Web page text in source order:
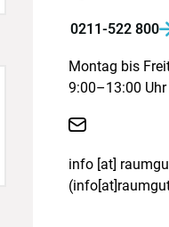
0211-522 800
Montag bis
9:00–13:00

info [at]